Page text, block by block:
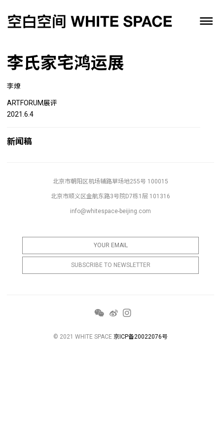
李氏家宅鸿运展
李燎
ARTFORUM展评
2021.6.4
新闻稿
北京市朝阳区机场辅路草场地255号 100015
北京市顺义区金航东路3号院D7栋1层 101316
info@whitespace-beijing.com
© 2021 WHITE SPACE 京ICP备20022076号